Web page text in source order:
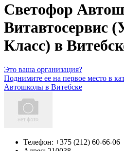
Светофор
Витавтосервис
Класс) в
Это ваша организация?
Поднимите ее на первое место в
Автошколы в Витебске
Телефон: +375 (212) 60-66-06